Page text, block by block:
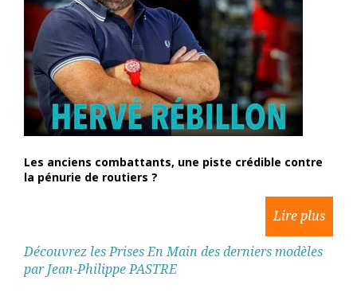
Les anciens combattants, une piste crédible contre
la pénurie de routiers ?
Découvrez les Prises En Main des derniers modèles
par Jean-Philippe PASTRE